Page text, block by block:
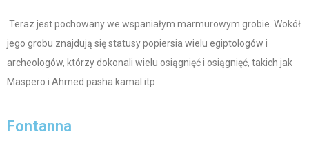
Teraz jest pochowany we wspaniałym marmurowym grobie. Wokół
jego grobu znajdują się statusy popiersia wielu egiptologów i
archeologów, którzy dokonali wielu osiągnięć i osiągnięć, takich jak
Maspero i Ahmed pasha kamal itp
Fontanna